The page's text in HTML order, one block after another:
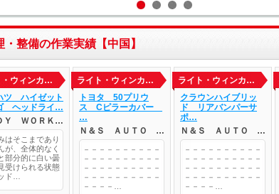
整備の作業実績【中国】
・ウィンカ…
ツ ハイゼット
ヘッドライ…
Ｙ ＷＯＲＫ…
はそこまであり
が、全体的なく
部分的に白い曇
受けられる状態
ド…
ライト・ウィンカ…
トヨタ 50プリウ
ス Cピラーカバー
…
Ｎ＆Ｓ ＡＵＴＯ …
－－－－－－－－－－
－－－－－－－－－－
－－－－－－－－－－
－－－－－－－－－－
－－－－…
ライト・ウィンカ…
クラウンハイブリッ
ド リアバンパーサ
ポ…
Ｎ＆Ｓ ＡＵＴＯ …
－－－－－－－－－－
－－－－－－－－－－
－－－－－－－－－－
－－－－－－－－－－
－－－－…